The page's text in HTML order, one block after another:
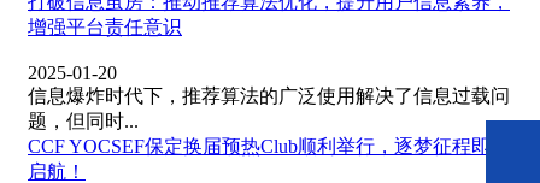
增强平台责任意识
2025-01-20
信息爆炸时代下，推荐算法的广泛使用解决了信息过载问
题，但同时...
CCF YOCSEF保定换届预热Club顺利举行，逐梦征程即将
启航！